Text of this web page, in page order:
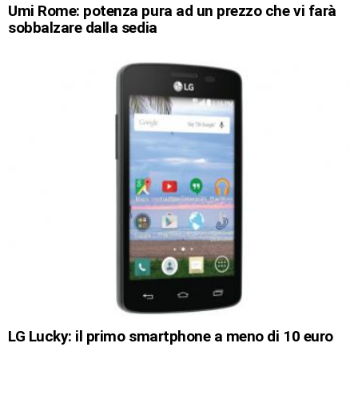
Umi Rome: potenza pura ad un prezzo che vi farà
sobbalzare dalla sedia
LG Lucky: il primo smartphone a meno di 10 euro